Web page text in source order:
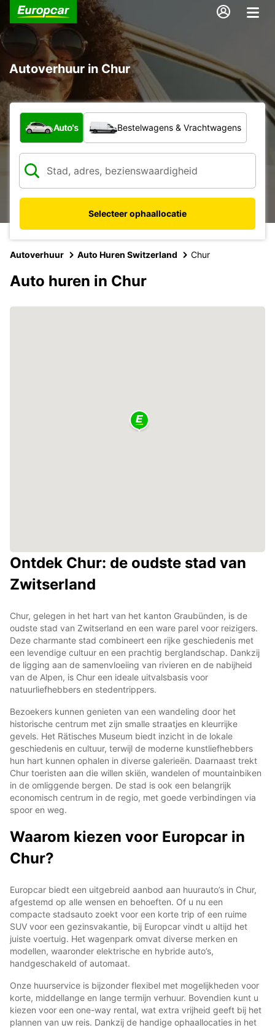
Autoverhuur in Chur
Welk type voertuig?
Auto's Bestelwagens & Vrachtwagens
Selecteer ophaallocatie
Autoverhuur Auto Huren Switzerland Chur
Auto huren in Chur
Ontdek Chur: de oudste stad van
Zwitserland
Chur, gelegen in het hart van het kanton Graubünden, is de
oudste stad van Zwitserland en een ware parel voor reizigers.
Deze charmante stad combineert een rijke geschiedenis met
een levendige cultuur en een prachtig berglandschap. Dankzij
de ligging aan de samenvloeiing van rivieren en de nabijheid
van de Alpen, is Chur een ideale uitvalsbasis voor
natuurliefhebbers en stedentrippers.
Bezoekers kunnen genieten van een wandeling door het
historische centrum met zijn smalle straatjes en kleurrijke
gevels. Het Rätisches Museum biedt inzicht in de lokale
geschiedenis en cultuur, terwijl de moderne kunstliefhebbers
hun hart kunnen ophalen in diverse galerieën. Daarnaast trekt
Chur toeristen aan die willen skiën, wandelen of mountainbiken
in de omliggende bergen. De stad is ook een belangrijk
economisch centrum in de regio, met goede verbindingen via
spoor en weg.
Waarom kiezen voor Europcar in
Chur?
Europcar biedt een uitgebreid aanbod aan huurauto’s in Chur,
afgestemd op alle wensen en behoeften. Of u nu een
compacte stadsauto zoekt voor een korte trip of een ruime
SUV voor een gezinsvakantie, bij Europcar vindt u altijd het
juiste voertuig. Het wagenpark omvat diverse merken en
modellen, waaronder elektrische en hybride auto’s,
handgeschakeld of automaat.
Onze huurservice is bijzonder flexibel met mogelijkheden voor
korte, middellange en lange termijn verhuur. Bovendien kunt u
kiezen voor een one-way rental, wat extra vrijheid geeft bij het
plannen van uw reis. Dankzij de handige ophaallocaties in het